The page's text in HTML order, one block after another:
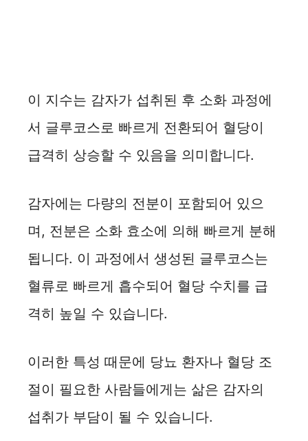
이 지수는 감자가 섭취된 후 소화 과정에
서 글루코스로 빠르게 전환되어 혈당이
급격히 상승할 수 있음을 의미합니다.
감자에는 다량의 전분이 포함되어 있으
며, 전분은 소화 효소에 의해 빠르게 분해
됩니다. 이 과정에서 생성된 글루코스는
혈류로 빠르게 흡수되어 혈당 수치를 급
격히 높일 수 있습니다.
이러한 특성 때문에 당뇨 환자나 혈당 조
절이 필요한 사람들에게는 삶은 감자의
섭취가 부담이 될 수 있습니다.